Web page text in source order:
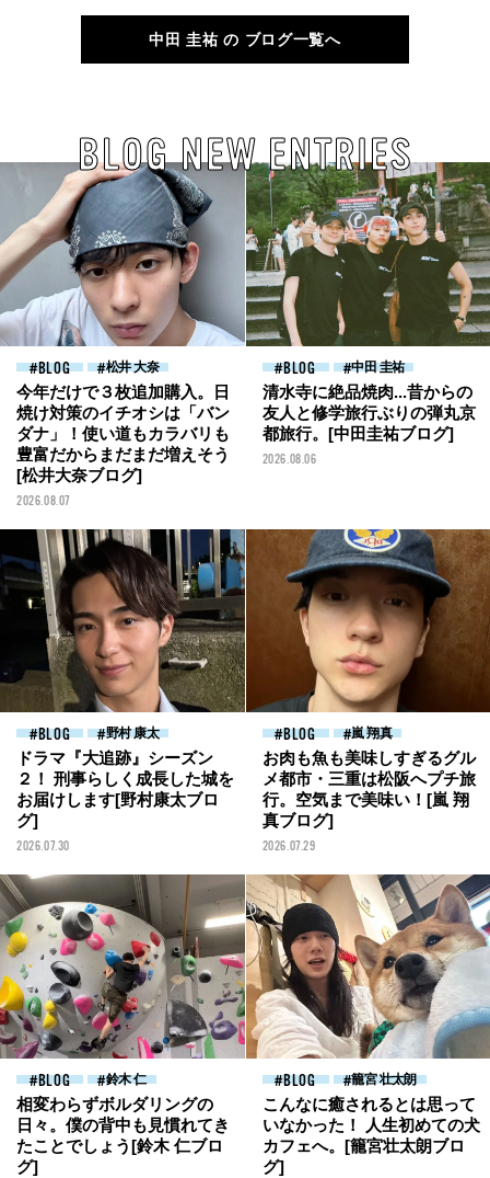
中田 圭祐 の ブログ一覧へ
BLOG NEW ENTRIES
BLOG 松井 大奈
今年だけで３枚追加購入。日
焼け対策のイチオシは「バン
ダナ」！使い道もカラバリも
豊富だからまだまだ増えそう
[松井大奈ブログ]
2026.08.07
BLOG 中田 圭祐
清水寺に絶品焼肉...昔からの
友人と修学旅行ぶりの弾丸京
都旅行。[中田圭祐ブログ]
2026.08.06
BLOG 野村 康太
ドラマ『大追跡』シーズン
２！ 刑事らしく成長した城を
お届けします[野村康太ブロ
グ]
2026.07.30
BLOG 嵐 翔真
お肉も魚も美味しすぎるグル
メ都市・三重は松阪へプチ旅
行。空気まで美味い！[嵐 翔
真ブログ]
2026.07.29
BLOG 鈴木 仁
相変わらずボルダリングの
日々。僕の背中も見慣れてき
たことでしょう[鈴木 仁ブロ
グ]
BLOG 籠宮 壮太朗
こんなに癒されるとは思って
いなかった！ 人生初めての犬
カフェへ。[籠宮壮太朗ブロ
グ]